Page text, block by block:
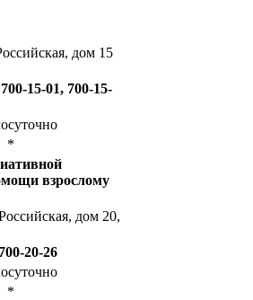
дом 15
700-15-01, 700-15-
*
взрослому
дом 20,
700-20-26
*